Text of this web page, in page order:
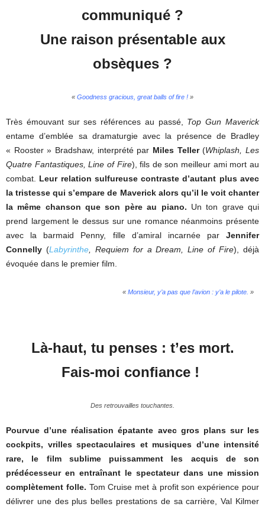
communiqué ?
Une raison présentable aux
obsèques ?
« Goodness gracious, great balls of fire ! »
Très émouvant sur ses références au passé, Top Gun Maverick
entame d’emblée sa dramaturgie avec la présence de Bradley
« Rooster » Bradshaw, interprété par Miles Teller(Whiplash, Les
Quatre Fantastiques, Line of Fire), fils de son meilleur ami mort au
combat. Leur relation sulfureuse contraste d’autant plus avec
la tristesse qui s’empare de Maverick alors qu’il le voit chanter
la même chanson que son père au piano. Un ton grave qui
prend largement le dessus sur une romance néanmoins présente
avec la barmaid Penny, fille d’amiral incarnée par Jennifer
Connelly (Labyrinthe, Requiem for a Dream, Line of Fire), déjà
évoquée dans le premier film.
« Monsieur, y’a pas que l’avion : y’a le pilote. »
Là-haut, tu penses : t’es mort.
Fais-moi confiance !
Des retrouvailles touchantes.
Pourvue d’une réalisation épatante avec gros plans sur les
cockpits, vrilles spectaculaires et musiques d’une intensité
rare, le film sublime puissamment les acquis de son
prédécesseur en entraînant le spectateur dans une mission
complètement folle. Tom Cruise met à profit son expérience pour
délivrer une des plus belles prestations de sa carrière, Val Kilmer